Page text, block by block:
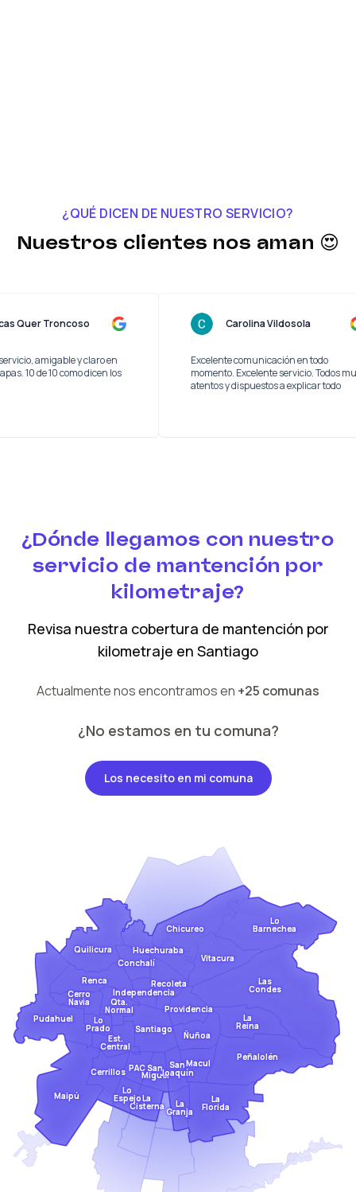
¿QUÉ DICEN DE NUESTRO SERVICIO?
Nuestros clientes nos aman 😍
buen servicio, amigable y claro en
las etapas. 10 de 10 como dicen los
Lucas Quer Troncoso
Excelente comunicación en
momento. Excelente servicio.
atentos y dispuestos a
Carolina Vildosola
¿Dónde llegamos con nuestro
servicio de mantención por
kilometraje?
Revisa nuestra cobertura de mantención por
kilometraje en Santiago
Actualmente nos encontramos en +25 comunas
¿No estamos en tu comuna?
Los necesito en mi comuna
Chicureo
Maipú
Cerrillos
Est.
Central
Pudahuel Lo
Prado
Cerro
Navia
Santiago
Renca
Qta.
Normal
Recoleta
Independencia
Quilicura
Conchalí
La
Cisterna
Lo
Espejo
PACSan
Miguel
La
Granja
San
Joaquín
Providencia
Ñuñoa
La
Reina
Macul
La
Florida
Peñalolén
Las
Condes
Vitacura
Lo
Barnechea
Huechuraba